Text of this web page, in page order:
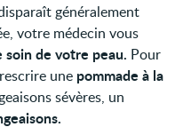
généralement
votre médecin vous
soin de votre peau. Pour
une pommade à la
sévères, un